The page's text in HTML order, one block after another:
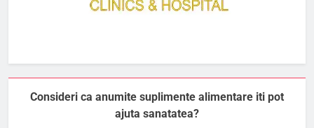
Consideri ca anumite suplimente alimentare iti pot
ajuta sanatatea?